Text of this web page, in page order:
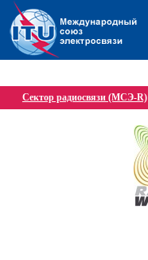
Сектор радиосвязи (МСЭ-R)